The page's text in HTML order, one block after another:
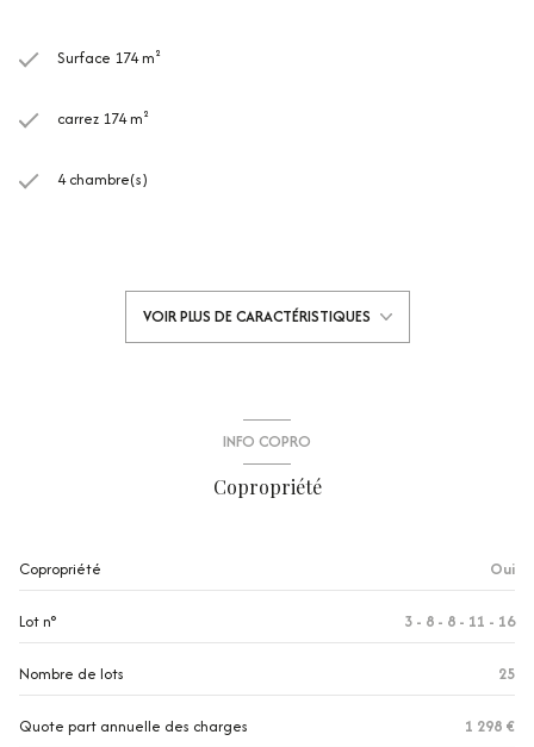
Surface 174 m²
carrez 174 m²
4 chambre(s)
vue Ville
cave
VOIR PLUS DE CARACTÉRISTIQUES
INFO COPRO
Copropriété
Copropriété Oui
Lot n° 3 - 8 - 8 - 11 - 16
Nombre de lots 25
Quote part annuelle des charges 1 298 €